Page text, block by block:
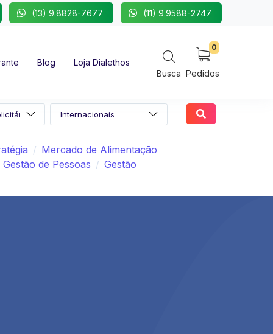
(13) 9.8828-7677 (11) 9.9588-2747
Blog
Loja Dialethos
Busca
0
Pedidos
Mercado de Alimentação
Gestão de Pessoas
Gestão